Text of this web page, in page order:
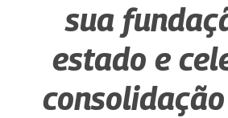
sua
estado e